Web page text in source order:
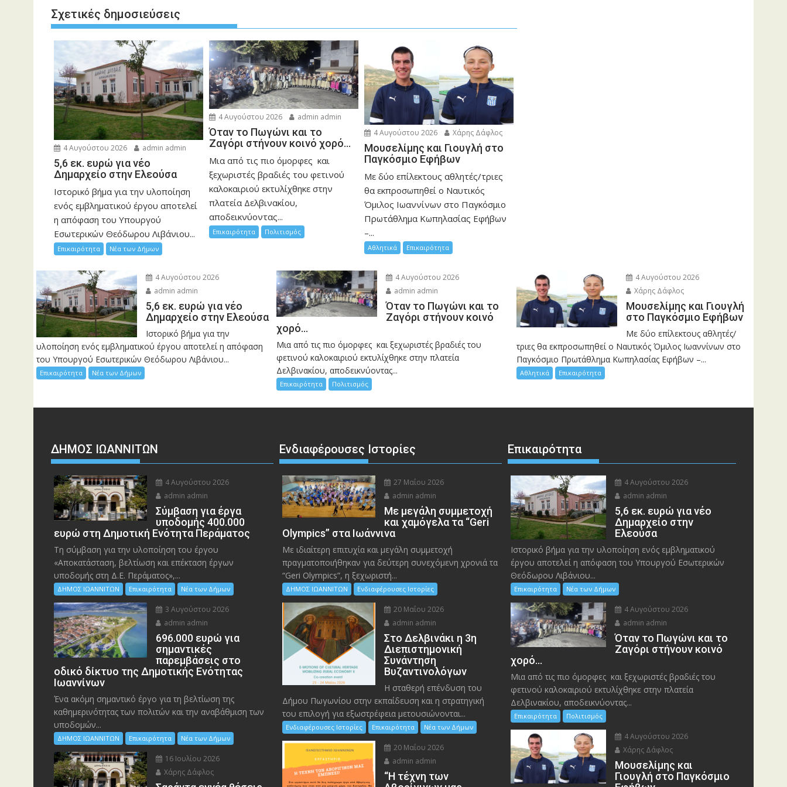
Σχετικές δημοσιεύσεις
4 Αυγούστου 2026 admin admin
5,6 εκ. ευρώ για νέο
Δημαρχείο στην Ελεούσα
Ιστορικό βήμα για την υλοποίηση
ενός εμβληματικού έργου αποτελεί
η απόφαση του Υπουργού
Εσωτερικών Θεόδωρου Λιβάνιου...
Επικαιρότητα Νέα των Δήμων
4 Αυγούστου 2026 admin admin
Όταν το Πωγώνι και το
Ζαγόρι στήνουν κοινό χορό…
Μια από τις πιο όμορφες και
ξεχωριστές βραδιές του φετινού
καλοκαιριού εκτυλίχθηκε στην
πλατεία Δελβινακίου,
αποδεικνύοντας...
Επικαιρότητα Πολιτισμός
4 Αυγούστου 2026 Χάρης Δάφλος
Μουσελίμης και Γιουγλή στο
Παγκόσμιο Εφήβων
Mε δύο επίλεκτους αθλητές/τριες
θα εκπροσωπηθεί ο Ναυτικός
Όμιλος Ιωαννίνων στο Παγκόσμιο
Πρωτάθλημα Κωπηλασίας Εφήβων
–...
Αθλητικά Επικαιρότητα
4 Αυγούστου 2026
admin admin
5,6 εκ. ευρώ για νέο
Δημαρχείο στην Ελεούσα
Ιστορικό βήμα για την
υλοποίηση ενός εμβληματικού έργου αποτελεί η απόφαση
του Υπουργού Εσωτερικών Θεόδωρου Λιβάνιου...
Επικαιρότητα Νέα των Δήμων
4 Αυγούστου 2026
admin admin
Όταν το Πωγώνι και το
Ζαγόρι στήνουν κοινό
χορό…
Μια από τις πιο όμορφες και ξεχωριστές βραδιές του
φετινού καλοκαιριού εκτυλίχθηκε στην πλατεία
Δελβινακίου, αποδεικνύοντας...
Επικαιρότητα Πολιτισμός
4 Αυγούστου 2026
Χάρης Δάφλος
Μουσελίμης και Γιουγλή
στο Παγκόσμιο Εφήβων
Mε δύο επίλεκτους αθλητές/
τριες θα εκπροσωπηθεί ο Ναυτικός Όμιλος Ιωαννίνων στο
Παγκόσμιο Πρωτάθλημα Κωπηλασίας Εφήβων –...
Αθλητικά Επικαιρότητα
ΔΗΜΟΣ ΙΩΑΝΝΙΤΩΝ
4 Αυγούστου 2026
admin admin
Σύμβαση για έργα
υποδομής 400.000
ευρώ στη Δημοτική Ενότητα Περάματος
Τη σύμβαση για την υλοποίηση του έργου
«Αποκατάσταση, βελτίωση και επέκταση έργων
υποδομής στη Δ.Ε. Περάματος»,...
ΔΗΜΟΣ ΙΩΑΝΝΙΤΩΝ Επικαιρότητα Νέα των Δήμων
3 Αυγούστου 2026
admin admin
696.000 ευρώ για
σημαντικές
παρεμβάσεις στο
οδικό δίκτυο της Δημοτικής Ενότητας
Ιωαννίνων
Ένα ακόμη σημαντικό έργο για τη βελτίωση της
καθημερινότητας των πολιτών και την αναβάθμιση των
υποδομών...
ΔΗΜΟΣ ΙΩΑΝΝΙΤΩΝ Επικαιρότητα Νέα των Δήμων
16 Ιουλίου 2026
Χάρης Δάφλος
Ενδιαφέρουσες Ιστορίες
27 Μαΐου 2026
admin admin
Με μεγάλη συμμετοχή
και χαμόγελα τα “Geri
Olympics” στα Ιωάννινα
Με ιδιαίτερη επιτυχία και μεγάλη συμμετοχή
πραγματοποιήθηκαν για δεύτερη συνεχόμενη χρονιά τα
“Geri Olympics”, η ξεχωριστή...
ΔΗΜΟΣ ΙΩΑΝΝΙΤΩΝ Ενδιαφέρουσες Ιστορίες
20 Μαΐου 2026
admin admin
Στο Δελβινάκι η 3η
Διεπιστημονική
Συνάντηση
Βυζαντινολόγων
Η σταθερή επένδυση του
Δήμου Πωγωνίου στην εκπαίδευση και η στρατηγική
του επιλογή για εξωστρέφεια μετουσιώνονται...
Ενδιαφέρουσες Ιστορίες Επικαιρότητα Νέα των Δήμων
20 Μαΐου 2026
admin admin
“Η τέχνη των
Επικαιρότητα
4 Αυγούστου 2026
admin admin
5,6 εκ. ευρώ για νέο
Δημαρχείο στην
Ελεούσα
Ιστορικό βήμα για την υλοποίηση ενός εμβληματικού
έργου αποτελεί η απόφαση του Υπουργού Εσωτερικών
Θεόδωρου Λιβάνιου...
Επικαιρότητα Νέα των Δήμων
4 Αυγούστου 2026
admin admin
Όταν το Πωγώνι και το
Ζαγόρι στήνουν κοινό
χορό…
Μια από τις πιο όμορφες και ξεχωριστές βραδιές του
φετινού καλοκαιριού εκτυλίχθηκε στην πλατεία
Δελβινακίου, αποδεικνύοντας...
Επικαιρότητα Πολιτισμός
4 Αυγούστου 2026
Χάρης Δάφλος
Μουσελίμης και
Γιουγλή στο Παγκόσμιο